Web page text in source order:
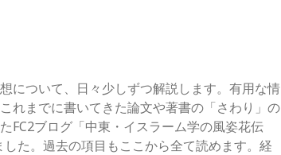
ついて、日々少しずつ解説します。有用な情
れまでに書いてきた論文や著書の「さわり」の
FC2ブログ「中東・イスラーム学の風姿花伝
た。過去の項目もここから全て読めます。経